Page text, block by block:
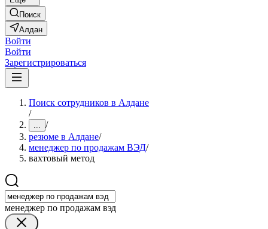
Поиск
Алдан
Войти
Войти
Зарегистрироваться
Поиск сотрудников в Алдане
/
... /
резюме в Алдане/
менеджер по продажам ВЭД/
вахтовый метод
менеджер по продажам вэд